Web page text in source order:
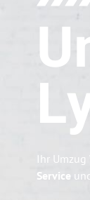
Ihr Umzug
Service